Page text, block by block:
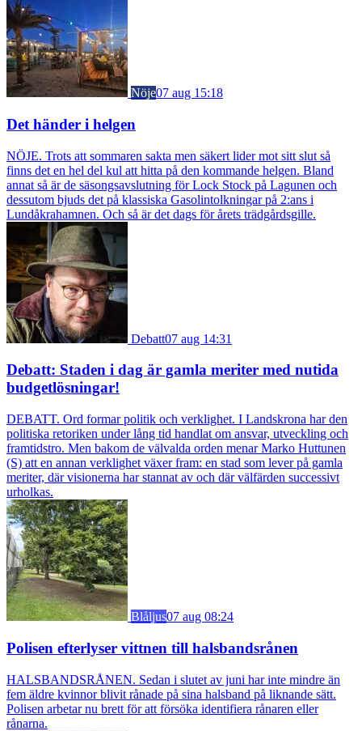
Nöje07 aug 15:18
Det händer i helgen
NÖJE. Trots att sommaren sakta men säkert lider mot sitt slut så
finns det en hel del kul att hitta på den kommande helgen. Bland
annat så är de säsongsavslutning för Lock Stock på Lagunen och
dessutom bjuds det på klassiska Gasolintolkningar på 2:ans i
Lundåkrahamnen. Och så är det dags för årets trädgårdsgille.
Debatt07 aug 14:31
Debatt: Staden i dag är gamla meriter med nutida
budgetlösningar!
DEBATT. Ord formar politik och verklighet. I Landskrona har den
politiska retoriken under lång tid handlat om ansvar, utveckling och
framtidstro. Men bakom de välvalda orden menar Marko Huttunen
(S) att en annan verklighet växer fram: en stad som lever på gamla
meriter, där visionerna har stannat av och där välfärden successivt
urholkas.
Blåljus07 aug 08:24
Polisen efterlyser vittnen till halsbandsrånen
HALSBANDSRÅNEN. Sedan i slutet av juni har inte mindre än
fem äldre kvinnor blivit rånade på sina halsband på liknande sätt.
Polisen arbetar nu brett för att försöka identifiera rånaren eller
rånarna.